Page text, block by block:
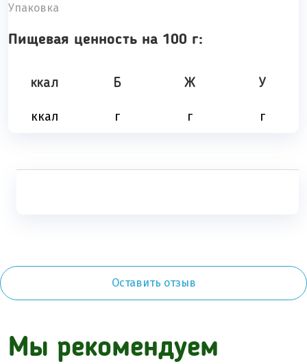
Упаковка
Пищевая ценность на 100 г:
ккал Б Ж У
ккал г г г
Оставить отзыв
Мы рекомендуем